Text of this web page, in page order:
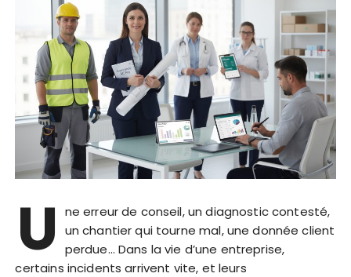
U
ne erreur de conseil, un diagnostic contesté,
un chantier qui tourne mal, une donnée client
perdue… Dans la vie d’une entreprise,
certains incidents arrivent vite, et leurs